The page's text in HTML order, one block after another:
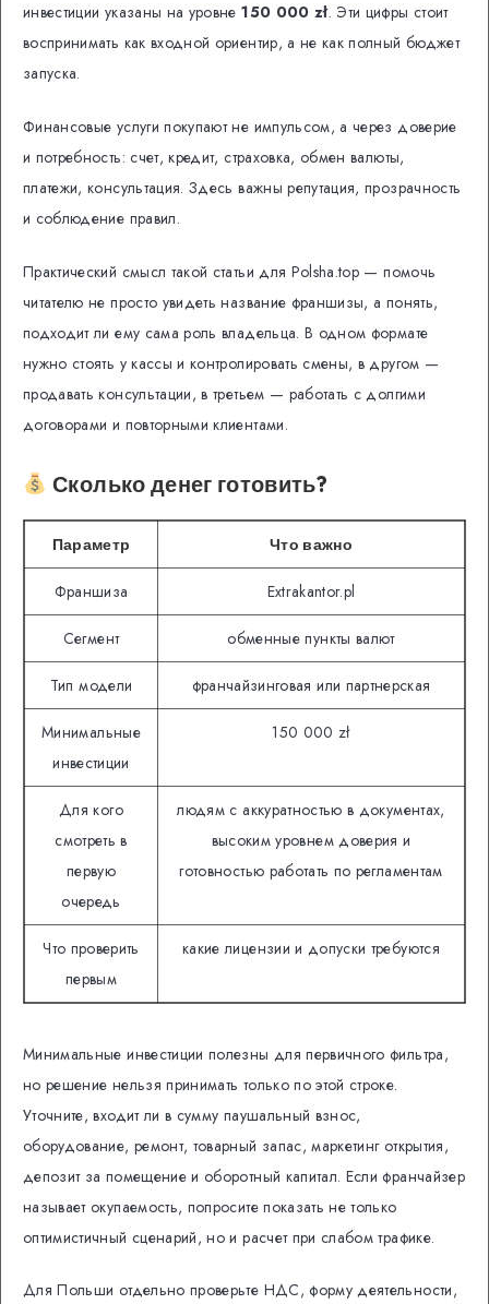
инвестиции указаны на уровне150 000 zł. Эти цифры стоит
воспринимать как входной ориентир, а не как полный бюджет
запуска.
Финансовые услуги покупают не импульсом, а через доверие
и потребность: счет, кредит, страховка, обмен валюты,
платежи, консультация. Здесь важны репутация, прозрачность
и соблюдение правил.
Практический смысл такой статьи для Polsha.top — помочь
читателю не просто увидеть название франшизы, а понять,
подходит ли ему сама роль владельца. В одном формате
нужно стоять у кассы и контролировать смены, в другом —
продавать консультации, в третьем — работать с долгими
договорами и повторными клиентами.
Сколько денег готовить?
Параметр Что важно
Франшиза Extrakantor.pl
Сегмент обменные пункты валют
Тип модели франчайзинговая или партнерская
Минимальные
инвестиции
150 000 zł
Для кого
смотреть в
первую
очередь
людям с аккуратностью в документах,
высоким уровнем доверия и
готовностью работать по регламентам
Что проверить
первым
какие лицензии и допуски требуются
Минимальные инвестиции полезны для первичного фильтра,
но решение нельзя принимать только по этой строке.
Уточните, входит ли в сумму паушальный взнос,
оборудование, ремонт, товарный запас, маркетинг открытия,
депозит за помещение и оборотный капитал. Если франчайзер
называет окупаемость, попросите показать не только
оптимистичный сценарий, но и расчет при слабом трафике.
Для Польши отдельно проверьте НДС, форму деятельности,